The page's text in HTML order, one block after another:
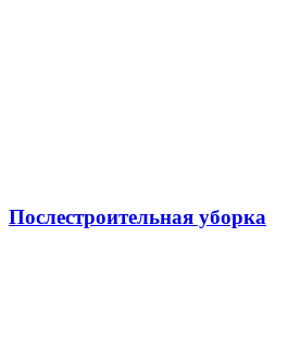
Послестроительная уборка